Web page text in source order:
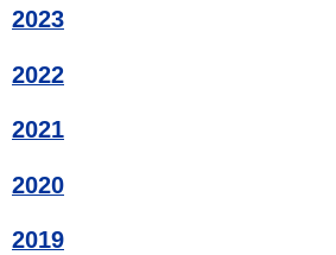
2023
2022
2021
2020
2019